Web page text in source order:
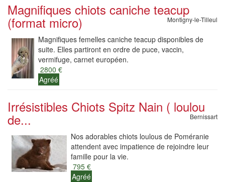
Magnifiques chiots caniche teacup
(format micro) Montigny-le-Tilleul
Magnifiques femelles caniche teacup disponibles de
suite. Elles partiront en ordre de puce, vaccin,
vermifuge, carnet européen.
2800 €
Agréé
Irrésistibles Chiots Spitz Nain ( loulou
de... Bernissart
Nos adorables chiots loulous de Poméranie
attendent avec impatience de rejoindre leur
famille pour la vie.
795 €
Agréé